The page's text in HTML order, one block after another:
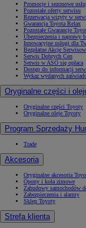
Promocje i sezonowe
Pozostałe oferty serwisu
Rezerwacja wizyty w
Gwarancja Toyota Relax
Pozostałe Gwarancje
Ubezpieczenia i naprawy
Innowacyjne usługi dla
Bezpłatne Akcje
Serwis Dobrych Cen
Serwis w ASO się opłaca
Dostęp do informacji
Wykaz wydanych
Oryginalne części i
Oryginalne części Toyoty
Oryginalne oleje Toyoty
Program Sprzedaży
Trade
Akcesoria
Oryginalne akcesoria
Opony i koła zimowe
Zabudowy samochodów
Zabezpieczenia i alarmy
Sklep Toyoty
Strefa klienta